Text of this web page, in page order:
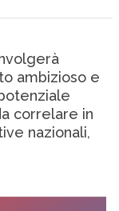
ambizioso e
correlare in
nazionali,